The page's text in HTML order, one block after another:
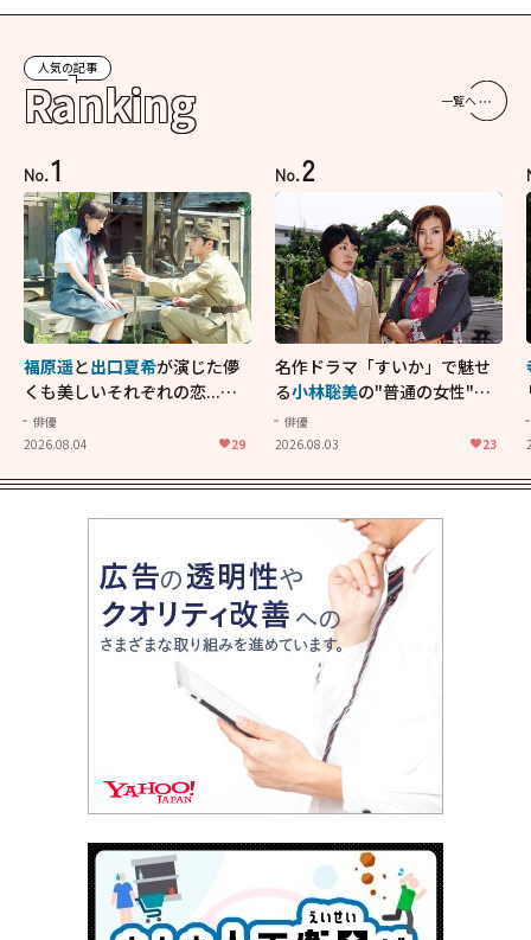
人気の記事
Ranking 一覧へ
No.1
福原遥と出口夏希が演じた儚
くも美しいそれぞれの恋...生
きることの尊さを教えてくれ
た映画「あの花が咲く丘で、
俳優
2026.08.04
29
No.2
名作ドラマ「すいか」で魅せ
る小林聡美の"普通の女性"が
大人に刺さる...映画「かもめ
食堂」にも通じる静かな芝居
俳優
2026.08.03
23